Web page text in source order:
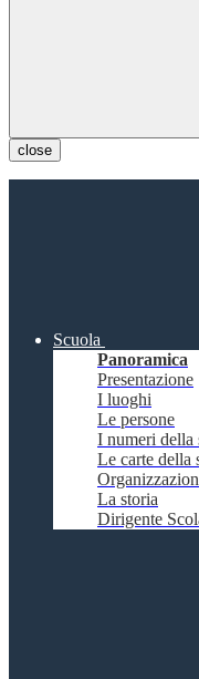
close
Scuola
Panoramica
Presentazione
I luoghi
Le persone
I numeri della
Le carte della
La storia
Dirigente